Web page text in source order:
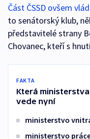
Část ČSSD ovšem
to senátorský klub,
představitelé strany
Chovanec, kteří s
FAKTA
Která ministerstva
vede nyní
ministerstvo
ministerstvo